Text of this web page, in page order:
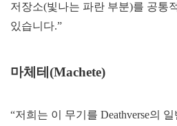
저장소(빛나는 파란 부분)를 공통
있습니다.”
마체테(Machete)
“저희는 이 무기를 Deathverse의